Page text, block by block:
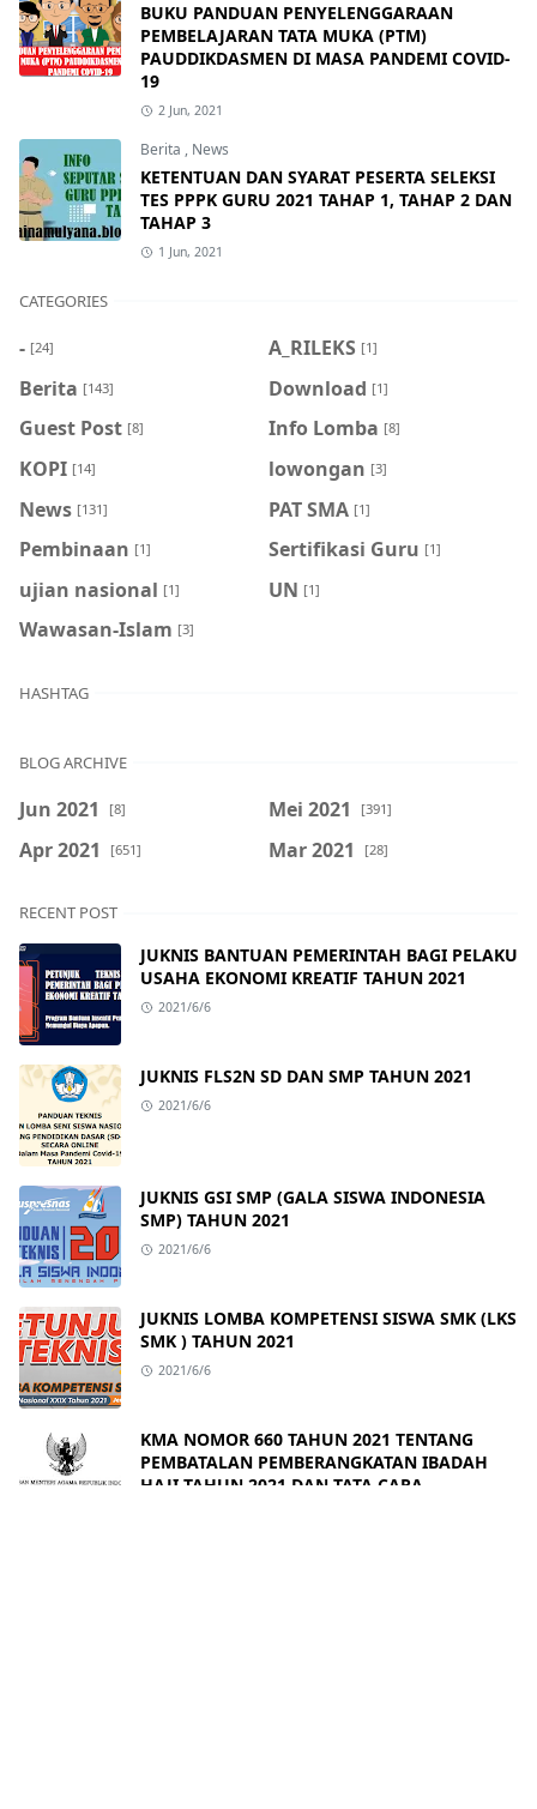
BUKU PANDUAN PENYELENGGARAAN
PEMBELAJARAN TATA MUKA (PTM)
PAUDDIKDASMEN DI MASA PANDEMI COVID-
19
2 Jun, 2021
Berita , News
KETENTUAN DAN SYARAT PESERTA SELEKSI
TES PPPK GURU 2021 TAHAP 1, TAHAP 2 DAN
TAHAP 3
1 Jun, 2021
CATEGORIES
- [24] A_RILEKS [1]
Berita [143] Download [1]
Guest Post [8] Info Lomba [8]
KOPI [14] lowongan [3]
News [131] PAT SMA [1]
Pembinaan [1] Sertifikasi Guru [1]
ujian nasional [1] UN [1]
Wawasan-Islam [3]
HASHTAG
BLOG ARCHIVE
Jun 2021 [8] Mei 2021 [391]
Apr 2021 [651] Mar 2021 [28]
RECENT POST
JUKNIS BANTUAN PEMERINTAH BAGI PELAKU
USAHA EKONOMI KREATIF TAHUN 2021
2021/6/6
JUKNIS FLS2N SD DAN SMP TAHUN 2021
2021/6/6
JUKNIS GSI SMP (GALA SISWA INDONESIA
SMP) TAHUN 2021
2021/6/6
JUKNIS LOMBA KOMPETENSI SISWA SMK (LKS
SMK ) TAHUN 2021
2021/6/6
KMA NOMOR 660 TAHUN 2021 TENTANG
PEMBATALAN PEMBERANGKATAN IBADAH
HAJI TAHUN 2021 DAN TATA CARA